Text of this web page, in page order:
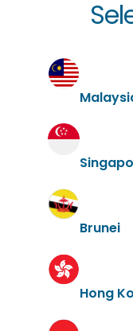
Brunei
Hong